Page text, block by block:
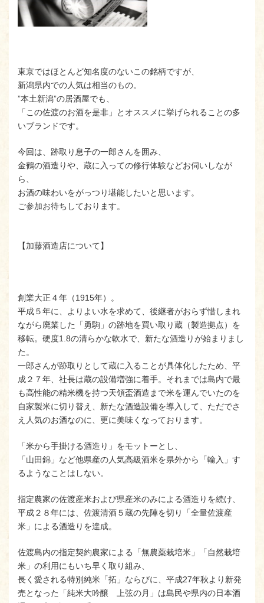
東京ではほとんど知名度のないこの銘柄ですが、
新潟県内での人気は相当のもの。
”本土新潟”の居酒屋でも、
「この佐渡のお酒を是非」とオススメに挙げられることの多
いブランドです。
今回は、跡取り息子の一郎さんを囲み、
金鶴の酒造りや、蔵に入っての修行体験などお伺いしなが
ら、
お酒の味わいをがっつり堪能したいと思います。
ご参加お待ちしております。
【加藤酒造店について】
創業大正４年（1915年）。
平成５年に、よりよい水を求めて、後継者がおらず惜しまれ
ながら廃業した「勇駒」の跡地を買い取り蔵（製造拠点）を
移転。硬度1.8の清らかな軟水で、新たな酒造りが始まりまし
た。
一郎さんが跡取りとして蔵に入ることが具体化したため、平
成２７年、社長は蔵の設備増強に着手。それまでは島内で最
も高性能の精米機を持つ天領盃酒造まで米を運んでいたのを
自家製米に切り替え、新たな酒造設備を導入して、ただでさ
え人気のお酒なのに、更に美味くなっております。
「米から手掛ける酒造り」をモットーとし、
「山田錦」など他県産の人気高級酒米を県外から「輸入」す
るようなことはしない。
指定農家の佐渡産米および県産米のみによる酒造りを続け、
平成２８年には、佐渡清酒５蔵の先陣を切り「全量佐渡産
米」による酒造りを達成。
佐渡島内の指定契約農家による「無農薬栽培米」「自然栽培
米」の利用にもいち早く取り組み、
長く愛される特別純米「拓」ならびに、平成27年秋より新発
売となった「純米大吟醸 上弦の月」は島民や県内の日本酒